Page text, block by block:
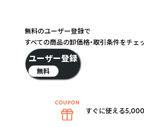
無料のユーザー登録で
すべての商品の卸価格・取引条件をチェ
ユーザー登録
無料
すぐに使える